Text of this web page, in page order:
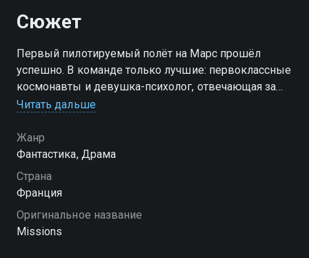
Сюжет
Первый пилотируемый полёт на Марс прошёл
успешно. В команде только лучшие: первоклассные
космонавты и девушка-психолог, отвечающая за
психическое здоровье экипажа. Однако при
Посмотреть онлайн 1 сезон сериала Миссии вы
можете совершенно бесплатно в хорошем HD
качестве на Смотрёшке
Читать дальше
Жанр
Фантастика, Драма
Страна
Франция
Оригинальное название
Missions